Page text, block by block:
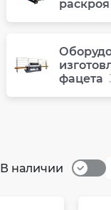
раскроя
фацета
В наличии